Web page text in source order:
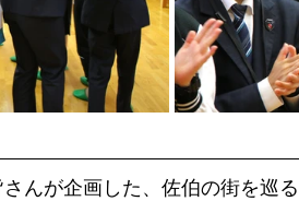
んが企画した、佐伯の街を巡